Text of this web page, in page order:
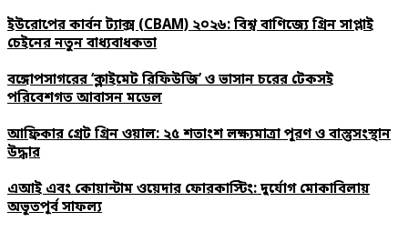
ইউরোপের কার্বন ট্যাক্স (CBAM) ২০২৬: বিশ্ব বাণিজ্যে গ্রিন সাপ্লাই
চেইনের নতুন বাধ্যবাধকতা
বঙ্গোপসাগরের ‘ক্লাইমেট রিফিউজি’ ও ভাসান চরের টেকসই
পরিবেশগত আবাসন মডেল
আফ্রিকার গ্রেট গ্রিন ওয়াল: ২৫ শতাংশ লক্ষ্যমাত্রা পূরণ ও বাস্তুসংস্থান
উদ্ধার
এআই এবং কোয়ান্টাম ওয়েদার ফোরকাস্টিং: দুর্যোগ মোকাবিলায়
অভূতপূর্ব সাফল্য